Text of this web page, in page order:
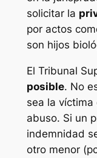
solicitar la
por actos
son hijos
El Tribunal
posible. No
sea la
abuso. Si un
indemnidad
otro menor